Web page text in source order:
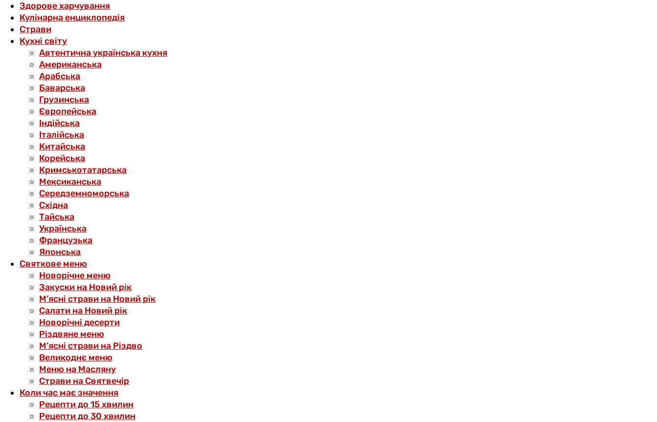
Здорове харчування
Кулінарна енциклопедія
Страви
Кухні світу
Автентична українська кухня
Американська
Арабська
Баварська
Грузинська
Європейська
Індійська
Італійська
Китайська
Корейська
Кримськотатарська
Мексиканська
Середземноморська
Східна
Тайська
Українська
Французька
Японська
Святкове меню
Новорічне меню
Закуски на Новий рік
М’ясні страви на Новий рік
Салати на Новий рік
Новорічні десерти
Різдвяне меню
М’ясні страви на Різдво
Великоднє меню
Меню на Масляну
Страви на Святвечір
Коли час має значення
Рецепти до 15 хвилин
Рецепти до 30 хвилин